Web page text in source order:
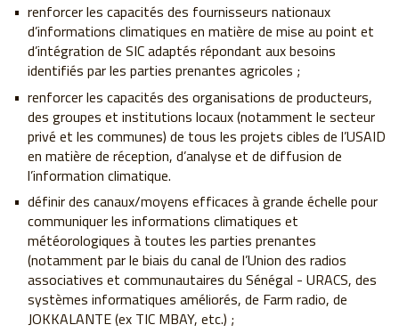
renforcer les capacités des fournisseurs nationaux
d’informations climatiques en matière de mise au point et
d’intégration de SIC adaptés répondant aux besoins
identifiés par les parties prenantes agricoles ;
renforcer les capacités des organisations de producteurs,
des groupes et institutions locaux (notamment le secteur
privé et les communes) de tous les projets cibles de l’USAID
en matière de réception, d’analyse et de diffusion de
l’information climatique.
définir des canaux/moyens efficaces à grande échelle pour
communiquer les informations climatiques et
météorologiques à toutes les parties prenantes
(notamment par le biais du canal de l’Union des radios
associatives et communautaires du Sénégal - URACS, des
systèmes informatiques améliorés, de Farm radio, de
JOKKALANTE (ex TIC MBAY, etc.) ;